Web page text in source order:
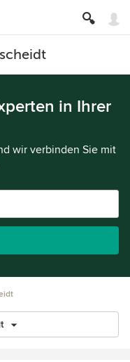
in Ihrer
wir verbinden Sie mit